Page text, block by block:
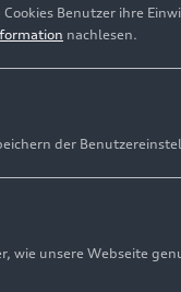
Benutzer ihre
nachlesen.
der
wie unsere Webseite